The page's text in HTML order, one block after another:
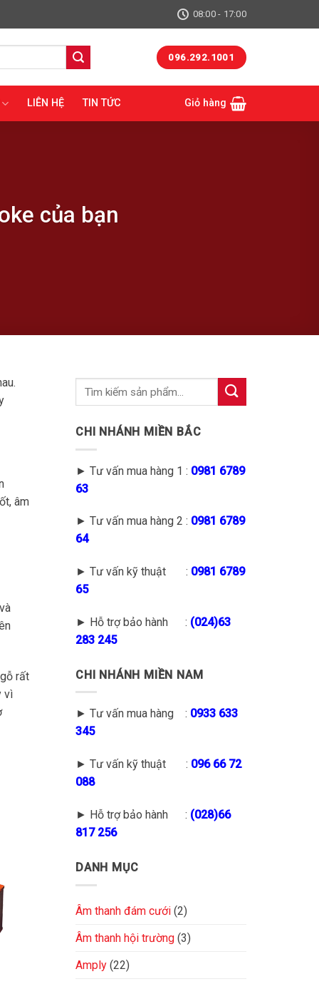
08:00 - 17:00
096.292.1001
LIÊN HỆ TIN TỨC Giỏ hàng
của bạn
âm
rất
vì
CHI NHÁNH MIỀN BẮC
► Tư vấn mua hàng 1 : 0981 6789
63
► Tư vấn mua hàng 2 : 0981 6789
64
► Tư vấn kỹ thuật : 0981 6789
65
► Hỗ trợ bảo hành : (024)63
283 245
CHI NHÁNH MIỀN NAM
► Tư vấn mua hàng : 0933 633
345
► Tư vấn kỹ thuật : 096 66 72
088
► Hỗ trợ bảo hành : (028)66
817 256
DANH MỤC
Âm thanh đám cưới (2)
Âm thanh hội trường (3)
Amply (22)